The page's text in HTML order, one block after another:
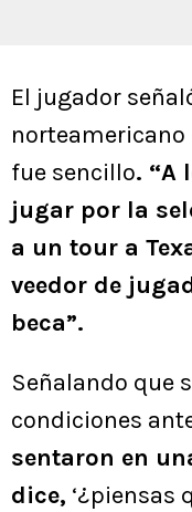
El jugador
fue sencillo. “A
jugar por la
a un tour a
veedor de
beca”.
Señalando que
condiciones
sentaron en
dice, ‘¿piensas